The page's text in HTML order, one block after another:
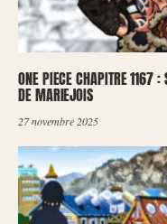
ONE PIECE CHAPITRE 1167 :
DE MARIEJOIS
27 novembre 2025